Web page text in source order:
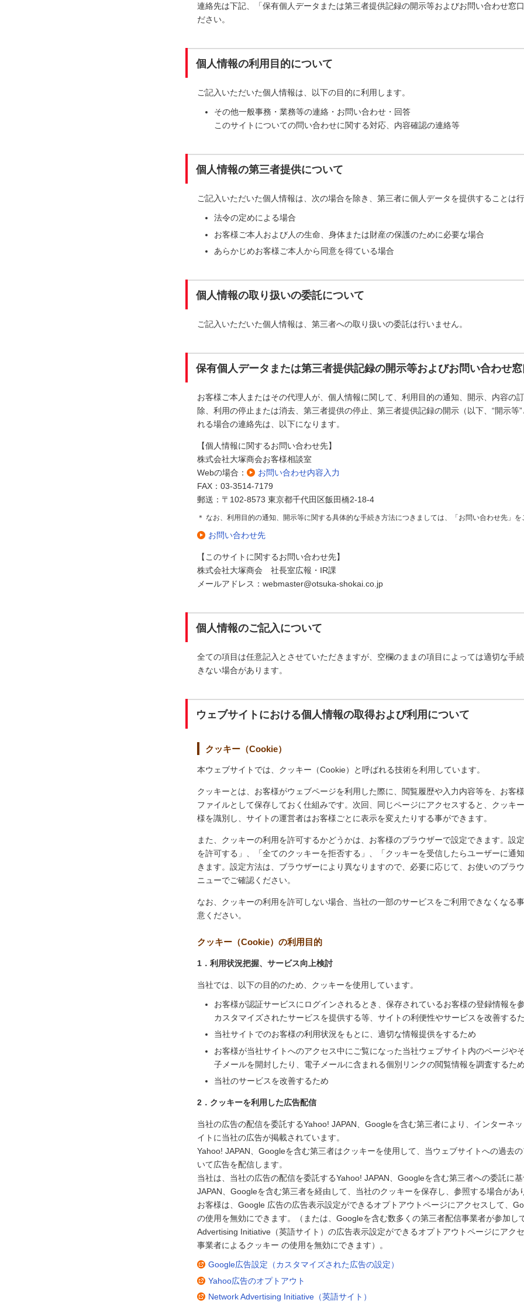
連絡先は下記、「保有個人データまたは第三者提供記録の開示等およびお問い合わせ窓
ださい。
個人情報の利用目的について
ご記入いただいた個人情報は、以下の目的に利用します。
その他一般事務・業務等の連絡・お問い合わせ・回答
このサイトについての問い合わせに関する対応、内容確認の連絡等
個人情報の第三者提供について
ご記入いただいた個人情報は、次の場合を除き、第三者に個人データを提供することは行
法令の定めによる場合
お客様ご本人および人の生命、身体または財産の保護のために必要な場合
あらかじめお客様ご本人から同意を得ている場合
個人情報の取り扱いの委託について
ご記入いただいた個人情報は、第三者への取り扱いの委託は行いません。
保有個人データまたは第三者提供記録の開示等およびお問い合わせ
お客様ご本人またはその代理人が、個人情報に関して、利用目的の通知、開示、内容の
除、利用の停止または消去、第三者提供の停止、第三者提供記録の開示（以下、“開示等
れる場合の連絡先は、以下になります。
【個人情報に関するお問い合わせ先】
株式会社大塚商会お客様相談室
Webの場合：
お問い合わせ内容入力
FAX：03-3514-7179
郵送：〒102-8573 東京都千代田区飯田橋2-18-4
＊ なお、利用目的の通知、開示等に関する具体的な手続き方法につきましては、「お問い合わせ先」を
お問い合わせ先
【このサイトに関するお問い合わせ先】
株式会社大塚商会 社長室広報・IR課
メールアドレス：webmaster@otsuka-shokai.co.jp
個人情報のご記入について
全ての項目は任意記入とさせていただきますが、空欄のままの項目によっては適切な手
きない場合があります。
ウェブサイトにおける個人情報の取得および利用について
クッキー（Cookie）
本ウェブサイトでは、クッキー（Cookie）と呼ばれる技術を利用しています。
クッキーとは、お客様がウェブページを利用した際に、閲覧履歴や入力内容等を、お客
ファイルとして保存しておく仕組みです。次回、同じページにアクセスすると、クッキ
様を識別し、サイトの運営者はお客様ごとに表示を変えたりする事ができます。
また、クッキーの利用を許可するかどうかは、お客様のブラウザーで設定できます。設
を許可する」、「全てのクッキーを拒否する」、「クッキーを受信したらユーザーに通
きます。設定方法は、ブラウザーにより異なりますので、必要に応じて、お使いのブラ
ニューでご確認ください。
なお、クッキーの利用を許可しない場合、当社の一部のサービスをご利用できなくなる
意ください。
クッキー（Cookie）の利用目的
1．利用状況把握、サービス向上検討
当社では、以下の目的のため、クッキーを使用しています。
お客様が認証サービスにログインされるとき、保存されているお客様の登録情報を
カスタマイズされたサービスを提供する等、サイトの利便性やサービスを改善する
当社サイトでのお客様の利用状況をもとに、適切な情報提供をするため
お客様が当社サイトへのアクセス中にご覧になった当社ウェブサイト内のページや
子メールを開封したり、電子メールに含まれる個別リンクの閲覧情報を調査するため
当社のサービスを改善するため
2．クッキーを利用した広告配信
当社の広告の配信を委託するYahoo! JAPAN、Googleを含む第三者により、インターネ
イトに当社の広告が掲載されています。
Yahoo! JAPAN、Googleを含む第三者はクッキーを使用して、当ウェブサイトへの過去
いて広告を配信します。
当社は、当社の広告の配信を委託するYahoo! JAPAN、Googleを含む第三者への委託に
JAPAN、Googleを含む第三者を経由して、当社のクッキーを保存し、参照する場合があ
お客様は、Google 広告の広告表示設定ができるオプトアウトページにアクセスして、
の使用を無効にできます。（または、Googleを含む数多くの第三者配信事業者が参加し
Advertising Initiative（英語サイト）の広告表示設定ができるオプトアウトページにアク
事業者によるクッキー の使用を無効にできます）。
Google広告設定（カスタマイズされた広告の設定）
Yahoo広告のオプトアウト
Network Advertising Initiative（英語サイト）